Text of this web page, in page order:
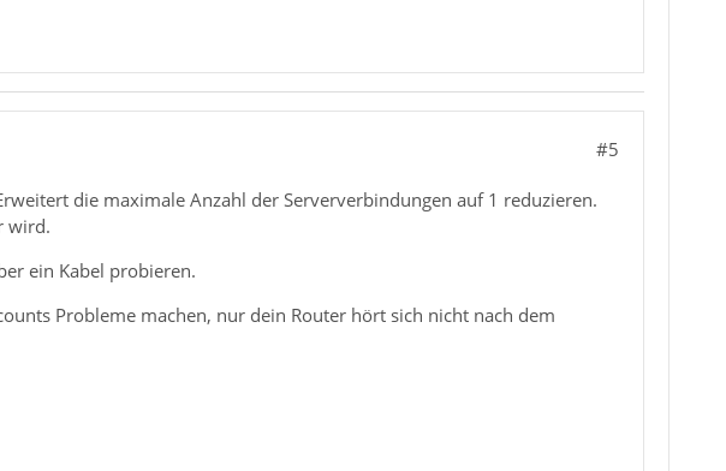
#5
die maximale Anzahl der Serververbindungen auf 1 reduzieren.
wird.
ein Kabel probieren.
Probleme machen, nur dein Router hört sich nicht nach dem